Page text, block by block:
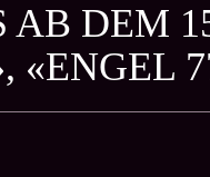
AB DEM
«ENGEL